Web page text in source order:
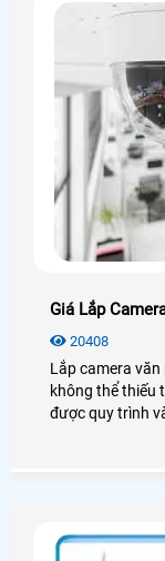
Giá Lắp
20408
Lắp camera
không thể thiếu
được quy trình